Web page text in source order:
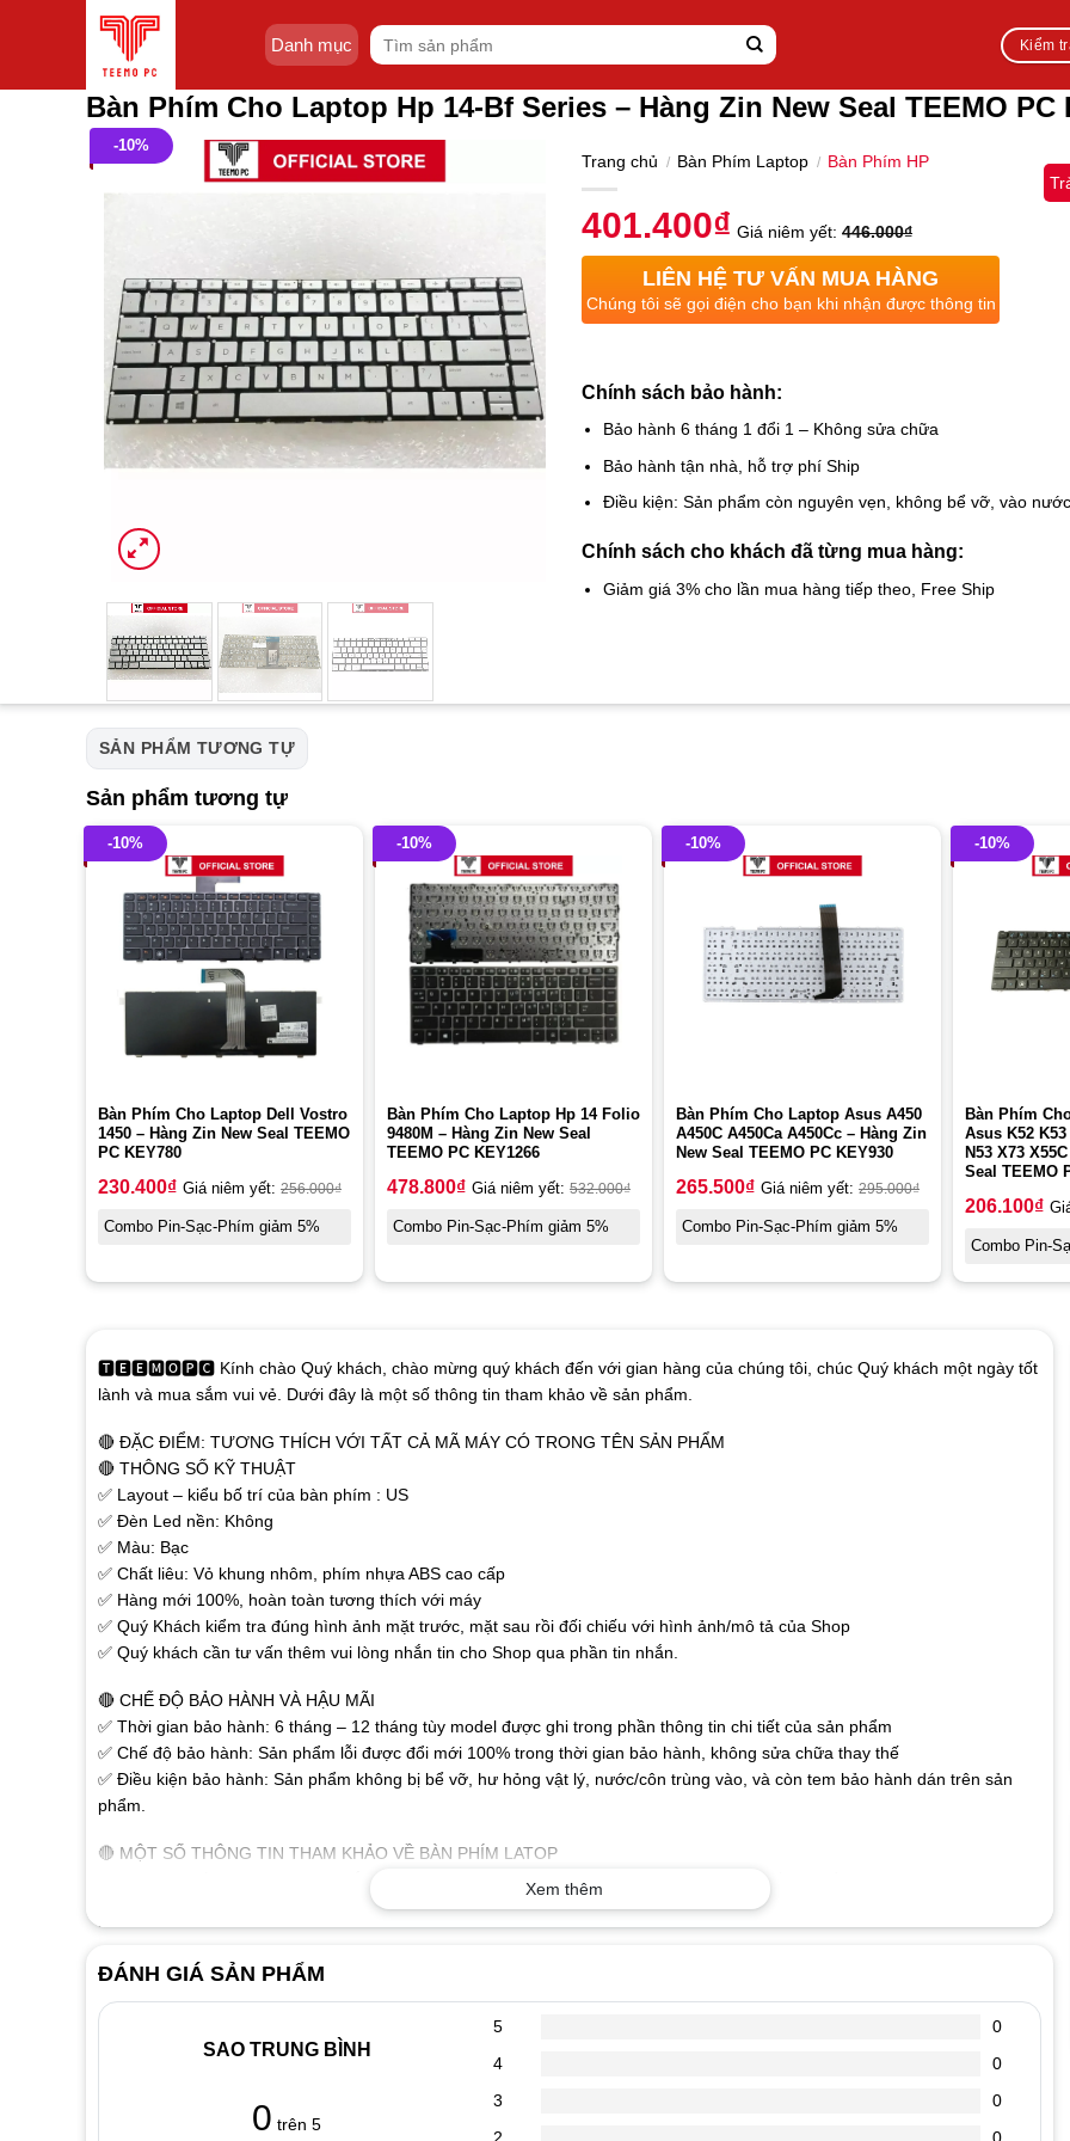
Danh mục
Tìm
kiếm:
Kiểm
Bàn Phím Cho Laptop Hp 14-Bf Series – Hàng Zin New Seal TEEMO PC
-10%
Trang chủ / Bàn Phím Laptop / Bàn Phím HP
401.400₫ Giá niêm yết: 446.000₫
LIÊN HỆ TƯ VẤN MUA HÀNG
Chúng tôi sẽ gọi điện cho bạn khi nhận được thông tin
Chính sách bảo hành:
Bảo hành 6 tháng 1 đổi 1 – Không sửa chữa
Bảo hành tận nhà, hỗ trợ phí Ship
Điều kiện: Sản phẩm còn nguyên vẹn, không bể vỡ, vào
Chính sách cho khách đã từng mua hàng:
Giảm giá 3% cho lần mua hàng tiếp theo, Free Ship
SẢN PHẨM TƯƠNG TỰ
Sản phẩm tương tự
-10%
Bàn Phím Cho Laptop Dell Vostro
1450 – Hàng Zin New Seal TEEMO
PC KEY780
230.400₫ Giá niêm yết: 256.000₫
Combo Pin-Sạc-Phím giảm 5%
-10%
Bàn Phím Cho Laptop Hp 14 Folio
9480M – Hàng Zin New Seal
TEEMO PC KEY1266
478.800₫ Giá niêm yết: 532.000₫
Combo Pin-Sạc-Phím giảm 5%
-10%
Bàn Phím Cho Laptop Asus A450
A450C A450Ca A450Cc – Hàng Zin
New Seal TEEMO PC KEY930
265.500₫ Giá niêm yết: 295.000₫
Combo Pin-Sạc-Phím giảm 5%
-10%
Bàn Phím
Asus K52 K53
N53 X73
Seal TEEMO
206.100₫
Combo Pin-
🆃🅴🅴🅼🅾🅿🅲 Kính chào Quý khách, chào mừng quý khách đến với gian hàng của chúng tôi, chúc Quý khách một ngày tốt
lành và mua sắm vui vẻ. Dưới đây là một số thông tin tham khảo về sản phẩm.
🔴 ĐẶC ĐIỂM: TƯƠNG THÍCH VỚI TẤT CẢ MÃ MÁY CÓ TRONG TÊN SẢN PHẨM
🔴 THÔNG SỐ KỸ THUẬT
✅ Layout – kiểu bố trí của bàn phím : US
✅ Đèn Led nền: Không
✅ Màu: Bạc
✅ Chất liêu: Vỏ khung nhôm, phím nhựa ABS cao cấp
✅ Hàng mới 100%, hoàn toàn tương thích với máy
✅ Quý Khách kiểm tra đúng hình ảnh mặt trước, mặt sau rồi đối chiếu với hình ảnh/mô tả của Shop
✅ Quý khách cần tư vấn thêm vui lòng nhắn tin cho Shop qua phần tin nhắn.
🔴 CHẾ ĐỘ BẢO HÀNH VÀ HẬU MÃI
✅ Thời gian bảo hành: 6 tháng – 12 tháng tùy model được ghi trong phần thông tin chi tiết của sản phẩm
✅ Chế độ bảo hành: Sản phẩm lỗi được đổi mới 100% trong thời gian bảo hành, không sửa chữa thay thế
✅ Điều kiện bảo hành: Sản phẩm không bị bể vỡ, hư hỏng vật lý, nước/côn trùng vào, và còn tem bảo hành dán trên sản
phẩm.
🔴 MỘT SỐ THÔNG TIN THAM KHẢO VỀ BÀN PHÍM LATOP
✅ Các chữ, số trên phím được khắc nổi bằng công nghệ cao nên không lo bị nhòe hay mất nét, bền bỉ với thời gian.
✅ Sử dụng đầu cáp thông dụng dành cho laptop, người dùng có thể kết nối bàn phím với máy tính và sử dụng ngay mà
không cần phải cài đặt. Sản phẩm tương thích tốt với tất cả hệ điều hành hiện nay.
✅ Thiết kế như bàn phím gốc, tháo ra là thay được ngay. Phím có độ nhạy và độ nảy tốt giúp gõ nhanh và chính xác
🔴 DẤU HIỆU NHẬN BIẾT KHI BÀN PHÍM LAPTOP BỊ HỎNG
✅ Khi đánh máy màn hình xuất hiện các ký tự lạ như: hhhhhhhhh, mmmmmm……… xuất hiện liền mạch.
✅ Liệt phím biểu hiện có phím đánh được có phím không đánh được. Có lúc đánh thì hiện ra chữ có lúc đánh không hiện ra
✅ Chạm phím thì tình trạng lại khác. Khi mở máy lên chúng ta nghe tiếng kêu tít tít kéo dài, máy boot vào windown rất chậm.
Xem thêm
ĐÁNH GIÁ SẢN PHẨM
SAO TRUNG BÌNH
0 trên 5
5
0
4
0
3
0
2
0